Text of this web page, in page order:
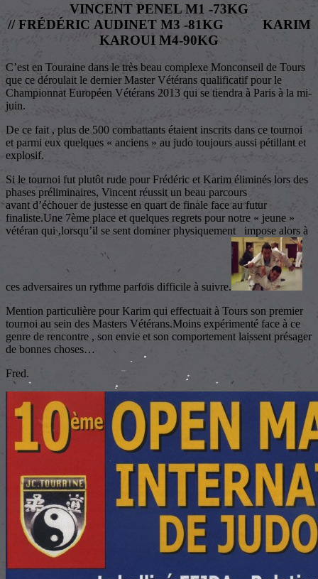
VINCENT PENEL M1 -73KG
// FRÉDÉRIC AUDINET M3 -81KG KARIM
KAROUI M4-90KG
C’est en Touraine dans le très beau complexe Monconseil de Tours
que ce déroulait le dernier Master Vétérans qualificatif pour le
Championnat Européen Vétérans 2013 qui se tiendra à Paris à la mi-
juin.
De ce fait , plus de 500 combattants étaient inscrits dans ce tournoi
et parmi eux quelques « anciens » au judo toujours aussi pétillant et
explosif.
Si le tournoi fut plutôt rude pour Frédéric et Karim éliminés lors des
phases préliminaires, Vincent réussit un beau parcours
avant d’échouer de justesse en quart de finale face au futur
finaliste.Une 7ème place et quelques regrets pour notre « jeune »
vétéran qui ,lorsqu’il se sent dominer physiquement impose alors à
ces adversaires un rythme parfois difficile à suivre.
Mention particulière pour Karim qui effectuait à Tours son premier
tournoi au sein des Masters Vétérans.Moins expérimenté face à ce
genre de rencontre , son envie et son comportement laissent présager
de bonnes choses…
Fred.